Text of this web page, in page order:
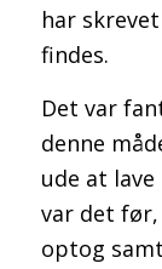
har
findes.
Det var
denne
ude at
var det
optog